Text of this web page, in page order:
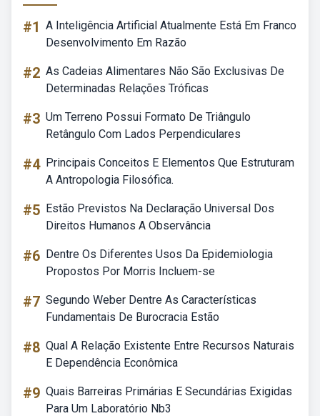
#1 A Inteligência Artificial Atualmente Está Em Franco
Desenvolvimento Em Razão
#2 As Cadeias Alimentares Não São Exclusivas De
Determinadas Relações Tróficas
#3 Um Terreno Possui Formato De Triângulo
Retângulo Com Lados Perpendiculares
#4 Principais Conceitos E Elementos Que Estruturam
A Antropologia Filosófica.
#5 Estão Previstos Na Declaração Universal Dos
Direitos Humanos A Observância
#6 Dentre Os Diferentes Usos Da Epidemiologia
Propostos Por Morris Incluem-se
#7 Segundo Weber Dentre As Características
Fundamentais De Burocracia Estão
#8 Qual A Relação Existente Entre Recursos Naturais
E Dependência Econômica
#9 Quais Barreiras Primárias E Secundárias Exigidas
Para Um Laboratório Nb3